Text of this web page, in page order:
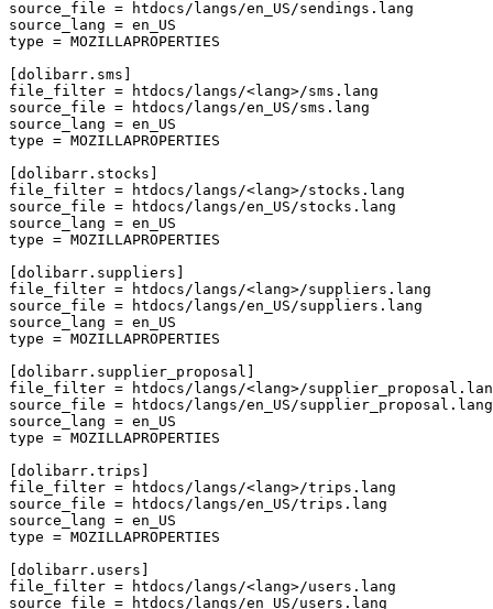
source_file =
htdocs/langs/en_US/sendings.lang
source_lang = en_US
type = MOZILLAPROPERTIES
[dolibarr.sms]
file_filter =
htdocs/langs/<lang>/sms.lang
source_file =
htdocs/langs/en_US/sms.lang
source_lang = en_US
type = MOZILLAPROPERTIES
[dolibarr.stocks]
file_filter =
htdocs/langs/<lang>/stocks.lang
source_file =
htdocs/langs/en_US/stocks.lang
source_lang = en_US
type = MOZILLAPROPERTIES
[dolibarr.suppliers]
file_filter =
htdocs/langs/<lang>/suppliers.lang
source_file =
htdocs/langs/en_US/suppliers.lang
source_lang = en_US
type = MOZILLAPROPERTIES
[dolibarr.supplier_proposal]
file_filter =
htdocs/langs/<lang>/
source_file =
htdocs/langs/en_US/supplier_proposal.lang
source_lang = en_US
type = MOZILLAPROPERTIES
[dolibarr.trips]
file_filter =
htdocs/langs/<lang>/trips.lang
source_file =
htdocs/langs/en_US/trips.lang
source_lang = en_US
type = MOZILLAPROPERTIES
[dolibarr.users]
file_filter =
htdocs/langs/<lang>/users.lang
source_file =
htdocs/langs/en_US/users.lang